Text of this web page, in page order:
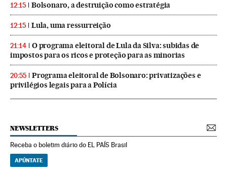
12:15 Bolsonaro, a destruição como estratégia
12:15 Lula, uma ressurreição
21:14
O programa eleitoral de Lula da Silva: subidas de
impostos para os ricos e proteção para as minorias
20:55
Programa eleitoral de Bolsonaro: privatizações e
privilégios legais para a Polícia
NEWSLETTERS
Receba o boletim diário do EL PAÍS Brasil
APÚNTATE